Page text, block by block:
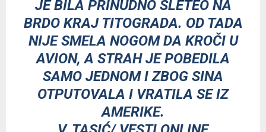
JE BILA PRINUDNO SLETEO NA
BRDO KRAJ TITOGRADA. OD TADA
NIJE SMELA NOGOM DA KROČI U
AVION, A STRAH JE POBEDILA
SAMO JEDNOM I ZBOG SINA
OTPUTOVALA I VRATILA SE IZ
AMERIKE.